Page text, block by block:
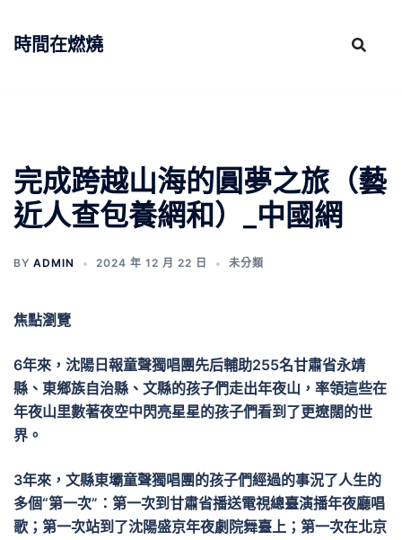
時間在燃燒
完成跨越山海的圓夢之旅（藝
近人查包養網和）_中國網
BY ADMIN 2024 年 12 月 22 日 未分類
焦點瀏覽
6年來，沈陽日報童聲獨唱團先后輔助255名甘肅省永靖
縣、東鄉族自治縣、文縣的孩子們走出年夜山，率領這些在
年夜山里數著夜空中閃亮星星的孩子們看到了更遼闊的世
界。
3年來，文縣東壩童聲獨唱團的孩子們經過的事況了人生的
多個“第一次”：第一次到甘肅省播送電視總臺演播年夜廳唱
歌；第一次站到了沈陽盛京年夜劇院舞臺上；第一次在北京